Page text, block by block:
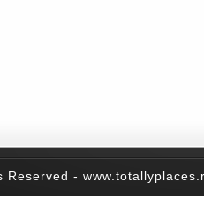
-